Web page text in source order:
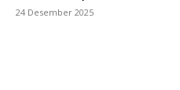
24 Desember 2025